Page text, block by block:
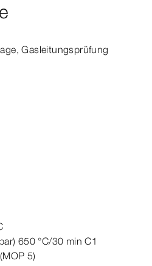
Gasleitungsprüfung
650 °C/30 min C1
MOP 5)